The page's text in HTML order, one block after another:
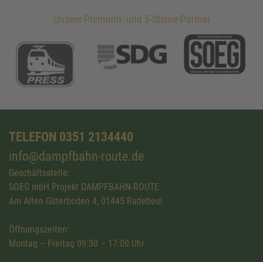
Unsere Premium- und 5-Sterne-Partner
TELEFON 0351 2134440
info@dampfbahn-route.de
Geschäftsstelle:
SOEG mbH Projekt DAMPFBAHN-ROUTE
Am Alten Güterboden 4, 01445 Radebeul
Öffnungszeiten:
Montag – Freitag 09:30 – 17:00 Uhr